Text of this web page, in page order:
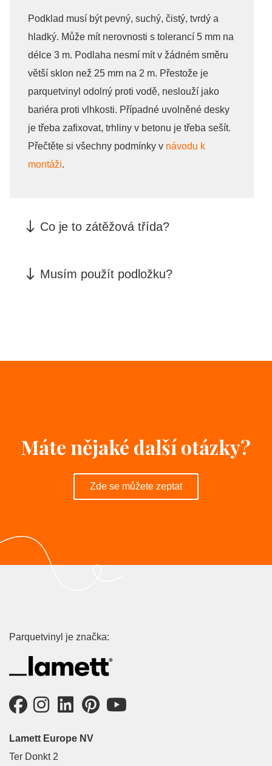
Podklad musí být pevný, suchý, čistý, tvrdý a
hladký. Může mít nerovnosti s tolerancí 5 mm na
délce 3 m. Podlaha nesmí mít v žádném směru
větší sklon než 25 mm na 2 m. Přestože je
parquetvinyl odolný proti vodě, neslouží jako
bariéra proti vlhkosti. Případné uvolněné desky
je třeba zafixovat, trhliny v betonu je třeba sešít.
Přečtěte si všechny podmínky v návodu k
montáži.
Co je to zátěžová třída?
Musím použít podložku?
Máte nějaké další otázky?
Zde se můžete zeptat
Parquetvinyl je značka:
Lamett Europe NV
Ter Donkt 2